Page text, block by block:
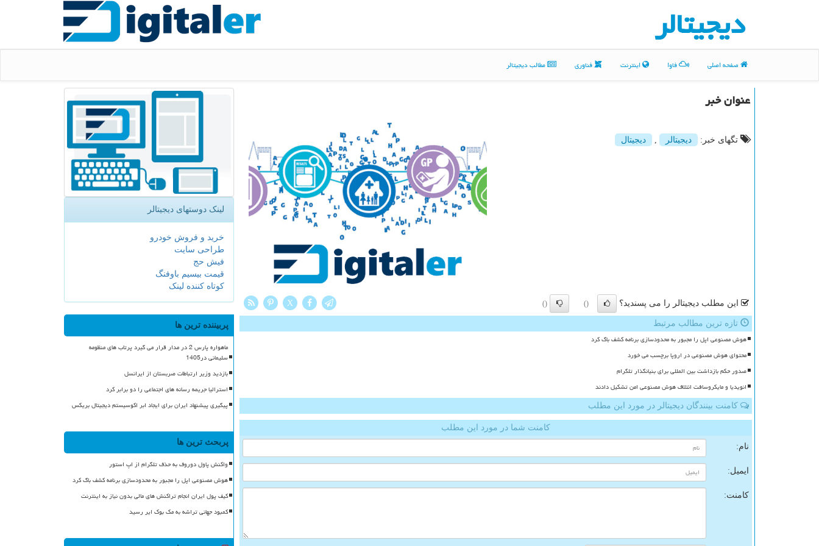
دیجیتالر
صفحه اصلی فاوا اینترنت فناوری مطالب دیجیتالر
عنوان خبر
تگهای خبر: دیجیتالر , دیجیتال
این مطلب دیجیتالر را می پسندید؟ ()
()
X
تازه ترین مطالب مرتبط
هوش مصنوعی اپل را مجبور به محدودسازی برنامه کشف باگ کرد
محتوای هوش مصنوعی در اروپا برچسب می خورد
صدور حکم بازداشت بین المللی برای بنیانگذار تلگرام
انویدیا و مایکروسافت ائتلاف هوش مصنوعی امن تشکیل دادند
کامنت بینندگان دیجیتالر در مورد این مطلب
کامنت شما در مورد این مطلب
نام:
ایمیل:
کامنت:
لینک دوستهای دیجیتالر
خرید و فروش خودرو
طراحی سایت
فیش حج
قیمت بیسیم باوفنگ
کوتاه کننده لینک
پربیننده ترین ها
ماهواره پارس 2 در مدار قرار می گیرد پرتاب های منظومه
سلیمانی در1405
بازدید وزیر ارتباطات صربستان از ایرانسل
استرالیا جریمه رسانه های اجتماعی را دو برابر کرد
پیگیری پیشنهاد ایران برای ایجاد ابر اکوسیستم دیجیتال بریکس
پربحث ترین ها
واکنش پاول دوروف به حذف تلگرام از اپ استور
هوش مصنوعی اپل را مجبور به محدودسازی برنامه کشف باگ کرد
کیف پول ایران انجام تراکنش های مالی بدون نیاز به اینترنت
کمبود جهانی تراشه به مک بوک ایر رسید